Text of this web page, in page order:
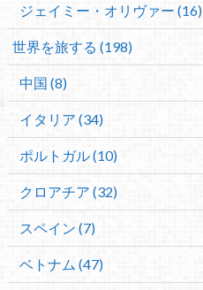
ジェイミー・オリヴァー (16)
世界を旅する (198)
中国 (8)
イタリア (34)
ポルトガル (10)
クロアチア (32)
スペイン (7)
ベトナム (47)